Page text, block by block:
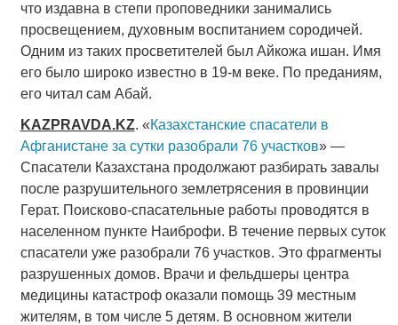
что издавна в степи проповедники занимались
просвещением, духовным воспитанием сородичей.
Одним из таких просветителей был Айкожа ишан. Имя
его было широко известно в 19-м веке. По преданиям,
его читал сам Абай.
KAZPRAVDA.KZ. «Казахстанские спасатели в
Афганистане за сутки разобрали 76 участков» —
Спасатели Казахстана продолжают разбирать завалы
после разрушительного землетрясения в провинции
Герат. Поисково-спасательные работы проводятся в
населенном пункте Наиброфи. В течение первых суток
спасатели уже разобрали 76 участков. Это фрагменты
разрушенных домов. Врачи и фельдшеры центра
медицины катастроф оказали помощь 39 местным
жителям, в том числе 5 детям. В основном жители